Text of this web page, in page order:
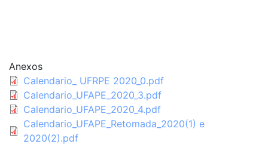
Anexos
Calendario_ UFRPE 2020_0.pdf
Calendario_UFAPE_2020_3.pdf
Calendario_UFAPE_2020_4.pdf
Calendario_UFAPE_Retomada_2020(1) e
2020(2).pdf